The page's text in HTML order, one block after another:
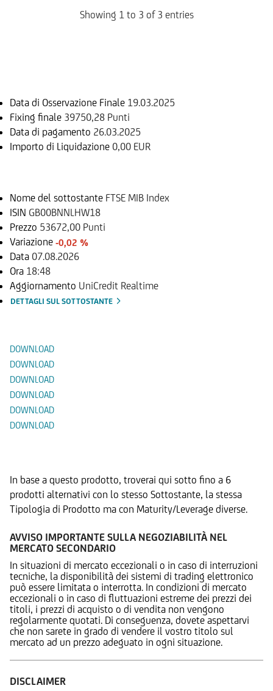
Showing 1 to 3 of 3 entries
Data di Osservazione Finale 19.03.2025
Fixing finale 39750,28 Punti
Data di pagamento 26.03.2025
Importo di Liquidazione 0,00 EUR
Nome del sottostante FTSE MIB Index
ISIN GB00BNNLHW18
Prezzo 53672,00 Punti
Variazione -0,02 %
Data 07.08.2026
Ora 18:48
Aggiornamento UniCredit Realtime
DETTAGLI SUL SOTTOSTANTE
DOWNLOAD
DOWNLOAD
DOWNLOAD
DOWNLOAD
DOWNLOAD
DOWNLOAD
In base a questo prodotto, troverai qui sotto fino a 6
prodotti alternativi con lo stesso Sottostante, la stessa
Tipologia di Prodotto ma con Maturity/Leverage diverse.
AVVISO IMPORTANTE SULLA NEGOZIABILITÀ NEL
MERCATO SECONDARIO
In situazioni di mercato eccezionali o in caso di interruzioni
tecniche, la disponibilità dei sistemi di trading elettronico
può essere limitata o interrotta. In condizioni di mercato
eccezionali o in caso di fluttuazioni estreme dei prezzi dei
titoli, i prezzi di acquisto o di vendita non vengono
regolarmente quotati. Di conseguenza, dovete aspettarvi
che non sarete in grado di vendere il vostro titolo sul
mercato ad un prezzo adeguato in ogni situazione.
DISCLAIMER